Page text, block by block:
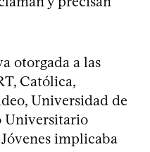
otorgada a las
Católica,
Universidad de
Universitario
implicaba